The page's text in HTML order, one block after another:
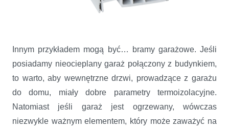
Innym przykładem mogą być… bramy garażowe. Jeśli
posiadamy nieocieplany garaż połączony z budynkiem,
to warto, aby wewnętrzne drzwi, prowadzące z garażu
do domu, miały dobre parametry termoizolacyjne.
Natomiast jeśli garaż jest ogrzewany, wówczas
niezwykle ważnym elementem, który może zaważyć na